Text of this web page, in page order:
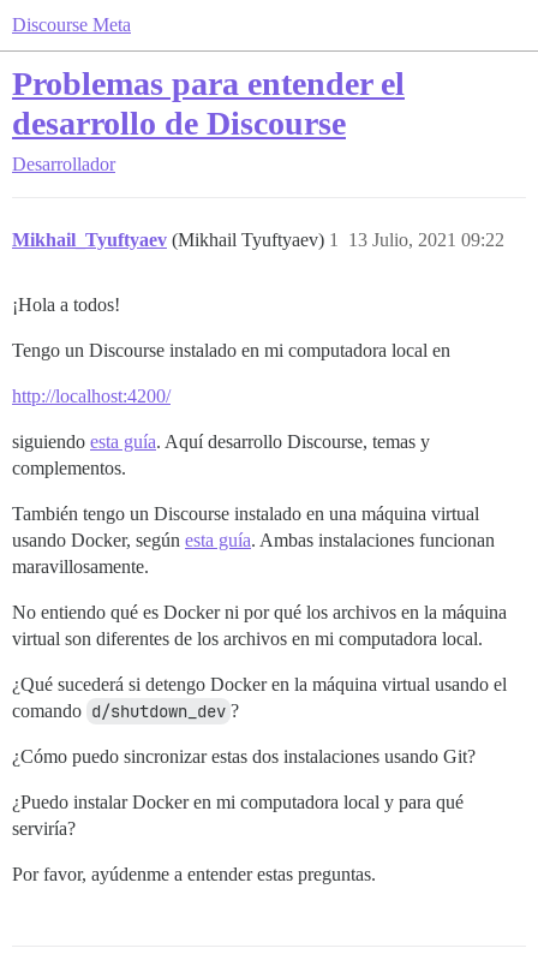
Discourse Meta
Problemas para entender el
desarrollo de Discourse
Desarrollador
Mikhail_Tyuftyaev (Mikhail Tyuftyaev) 13 Julio, 2021 09:22
1
¡Hola a todos!
Tengo un Discourse instalado en mi computadora local en
http://localhost:4200/
siguiendo esta guía. Aquí desarrollo Discourse, temas y
complementos.
También tengo un Discourse instalado en una máquina virtual
usando Docker, según esta guía. Ambas instalaciones funcionan
maravillosamente.
No entiendo qué es Docker ni por qué los archivos en la máquina
virtual son diferentes de los archivos en mi computadora local.
¿Qué sucederá si detengo Docker en la máquina virtual usando el
comando d/shutdown_dev ?
¿Cómo puedo sincronizar estas dos instalaciones usando Git?
¿Puedo instalar Docker en mi computadora local y para qué
serviría?
Por favor, ayúdenme a entender estas preguntas.